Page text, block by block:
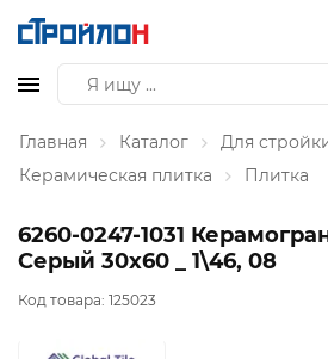
Главная Каталог
Для
Керамическая плитка
Плитка
6260-0247-1031
Серый 30x60 _ 1\46, 08
Код товара: 125023